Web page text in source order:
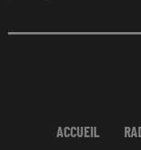
ACCUEIL